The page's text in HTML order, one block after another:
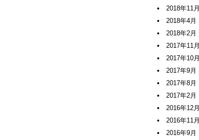
2018年11月
2018年4月
2018年2月
2017年11月
2017年10月
2017年9月
2017年8月
2017年2月
2016年12月
2016年11月
2016年9月